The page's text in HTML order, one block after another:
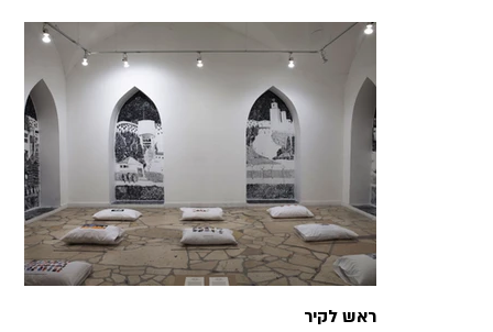
ראש לקיר